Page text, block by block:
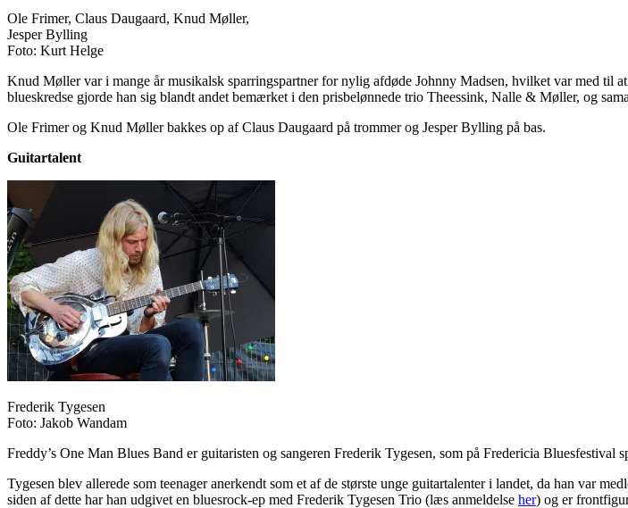
Ole Frimer, Claus Daugaard, Knud Møller,
Jesper Bylling
Foto: Kurt Helge
Knud Møller var i mange år musikalsk sparringspartner for nylig afdøde Johnny Madsen, hvilket var med til
blueskredse gjorde han sig blandt andet bemærket i den prisbelønnede trio Theessink, Nalle & Møller, og
Ole Frimer og Knud Møller bakkes op af Claus Daugaard på trommer og Jesper Bylling på bas.
Guitartalent
Frederik Tygesen
Foto: Jakob Wandam
Freddy’s One Man Blues Band er guitaristen og sangeren Frederik Tygesen, som på Fredericia Bluesfestival
Tygesen blev allerede som teenager anerkendt som et af de største unge guitartalenter i landet, da han var
siden af dette har han udgivet en bluesrock-ep med Frederik Tygesen Trio (læs anmeldelse her) og er